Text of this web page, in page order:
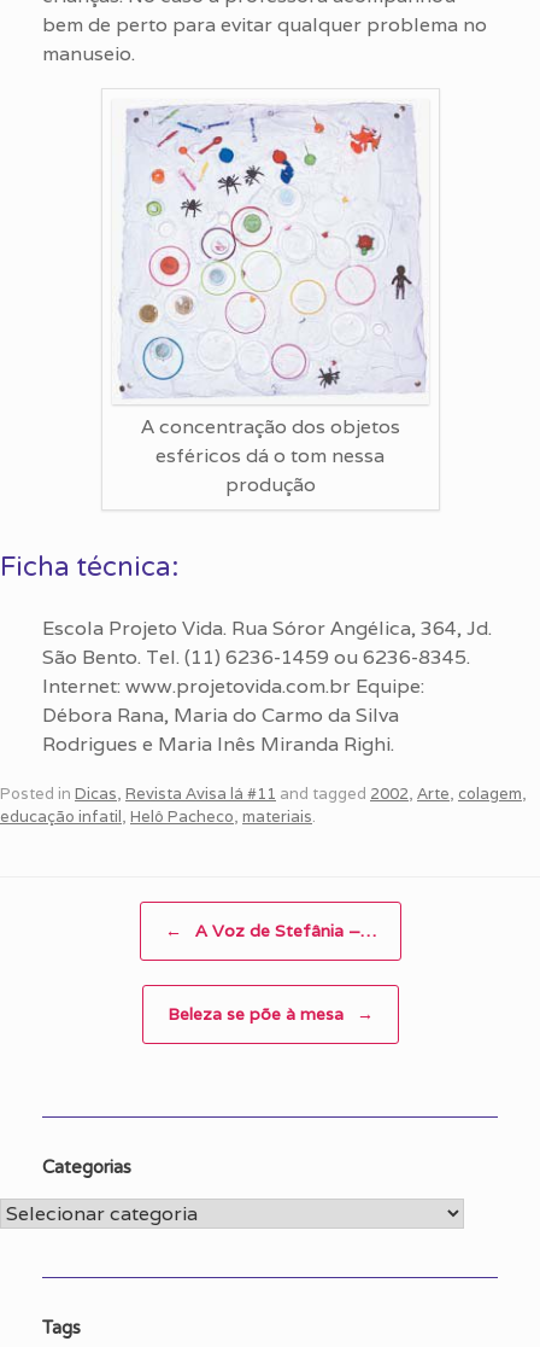
bem de perto para evitar qualquer problema no
manuseio.
A concentração dos objetos
esféricos dá o tom nessa
produção
Ficha técnica:
Escola Projeto Vida. Rua Sóror Angélica, 364, Jd.
São Bento. Tel. (11) 6236-1459 ou 6236-8345.
Internet: www.projetovida.com.br Equipe:
Débora Rana, Maria do Carmo da Silva
Rodrigues e Maria Inês Miranda Righi.
Posted in Dicas, Revista Avisa lá #11 and tagged 2002, Arte, colagem,
educação infatil, Helô Pacheco, materiais.
← A Voz de Stefânia –…
Beleza se põe à mesa →
Categorias
Categorias
Tags